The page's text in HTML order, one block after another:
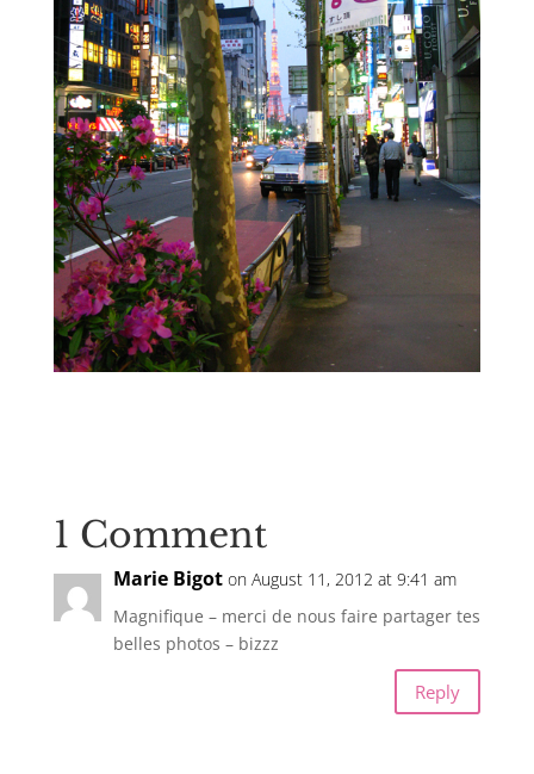
1 Comment
Marie Bigot on August 11, 2012 at 9:41 am
Magnifique – merci de nous faire partager tes
belles photos – bizzz
Reply